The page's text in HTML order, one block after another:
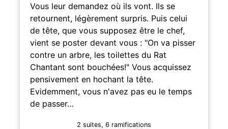
Vous leur demandez où ils vont. Ils se
retournent, légèrement surpris. Puis celui
de tête, que vous supposez être le chef,
vient se poster devant vous : "On va pisser
contre un arbre, les toilettes du Rat
Chantant sont bouchées!" Vous acquissez
pensivement en hochant la tête.
Evidemment, vous n'avez pas eu le temps
de passer…
2 suites, 6 ramifications